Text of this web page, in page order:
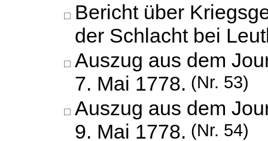
Bericht über
der Schlacht bei
Auszug aus dem
7. Mai 1778. (Nr. 53)
Auszug aus dem
9. Mai 1778. (Nr. 54)